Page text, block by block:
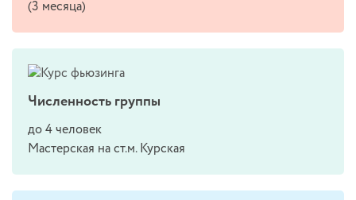
(3 месяца)
Численность группы
до 4 человек
Мастерская на ст.м. Курская